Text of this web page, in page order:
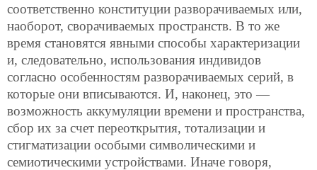
соответственно конституции разворачиваемых или,
наоборот, сворачиваемых пространств. В то же
время становятся явными способы характеризации
и, следовательно, использования индивидов
согласно особенностям разворачиваемых серий, в
которые они вписываются. И, наконец, это —
возможность аккумуляции времени и пространства,
сбор их за счет переоткрытия, тотализации и
стигматизации особыми символическими и
семиотическими устройствами. Иначе говоря,